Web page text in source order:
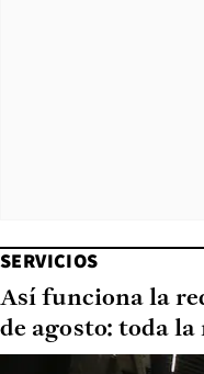
SERVICIOS
Así funciona la
de agosto: toda